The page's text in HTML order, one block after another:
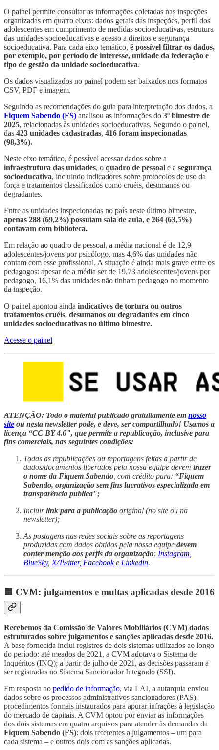
O painel permite consultar as informações coletadas nas inspeções
organizadas em quatro eixos: dados gerais das inspeções, perfil dos
adolescentes em cumprimento de medidas socioeducativas, estrutura
das unidades socioeducativas e acesso a direitos e segurança
socioeducativa. Para cada eixo temático, é possível filtrar os dados,
por exemplo, por período de interesse, unidade da federação e
tipo de gestão da unidade socioeducativa.
Os dados visualizados no painel podem ser baixados nos formatos
CSV, PDF e imagem.
Seguindo as recomendações do guia para interpretação dos dados, a
Fiquem Sabendo (FS) analisou as informações do 3º bimestre de
2025, relacionadas às unidades socioeducativas. Segundo o painel,
das 423 unidades cadastradas, 416 foram inspecionadas
(98,3%).
Neste eixo temático, é possível acessar dados sobre a
infraestrutura das unidades, o quadro de pessoal e a segurança
socioeducativa, incluindo indicadores sobre protocolos de uso da
força e tratamentos classificados como cruéis, desumanos ou
degradantes.
Entre as unidades inspecionadas no país neste último bimestre,
apenas 288 (69,2%) possuíam sala de aula, e 264 (63,5%)
contavam com biblioteca.
Em relação ao quadro de pessoal, a média nacional é de 12,9
adolescentes/jovens por psicólogo, mas 4,6% das unidades não
contam com esse profissional. A situação é ainda mais grave entre os
pedagogos: apesar de a média ser de 19,73 adolescentes/jovens por
pedagogo, 16,1% das unidades não tinham pedagogo no momento
da inspeção.
O painel apontou ainda indicativos de tortura ou outros
tratamentos cruéis, desumanos ou degradantes em cinco
unidades socioeducativas no último bimestre.
Acesse o painel
ATENÇÃO: Todo o material publicado gratuitamente em nosso
site ou nesta newsletter pode, e deve, ser compartilhado! Usamos a
licença “CC BY 4.0", que permite a republicação, inclusive para
fins comerciais, nas seguintes condições:
Todas as republicações ou reportagens feitas a partir de
dados/documentos liberados pela nossa equipe devem trazer
o nome da Fiquem Sabendo , com crédito para: “Fiquem
Sabendo, organização sem fins lucrativos especializada em
transparência publica";
Incluirlink para a publicação original (no site ou na
newsletter);
As postagens nas redes sociais sobre as reportagens
produzidas com dados obtidos pela nossa equipe devem
conter menção aos perfis da organização: Instagram
BlueSky, X/Twitter, Facebooke Linkedin.
🟨 CVM: julgamentos e multas aplicadas desde 2016
Recebemos da Comissão de Valores Mobiliários (CVM) dados
estruturados sobre julgamentos e sanções aplicadas desde 2016.
A base fornecida inclui registros de dois sistemas utilizados ao longo
do período: até meados de 2021, a CVM adotava o Sistema de
Inquéritos (INQ); a partir de julho de 2021, as decisões passaram a
ser registradas no Sistema Sancionador Integrado (SSI).
Em resposta ao pedido de informação, via LAI, a autarquia enviou
dados sobre os processos administrativos sancionadores (PAS),
procedimentos formais instaurados para apurar infrações à legislação
do mercado de capitais. A CVM optou por enviar as informações
dos dois sistemas em quatro arquivos para atender às demandas da
Fiquem Sabendo (FS): dois referentes a julgamentos – um para
cada sistema – e outros dois com as sanções aplicadas.